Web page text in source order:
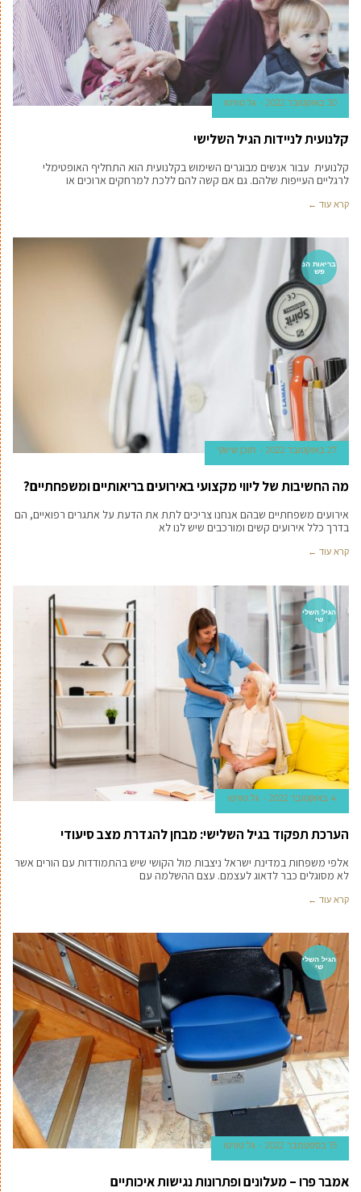
30 באוקטובר 2022 גל טוויטו
קלנועית לניידות הגיל השלישי
קלנועית עבור אנשים מבוגרים השימוש בקלנועית הוא התחליף האופטימלי
לרגליים העייפות שלהם. גם אם קשה להם ללכת למרחקים ארוכים או
קרא עוד ←
בריאות הנ
פש
27 באוקטובר 2022 תוכן שיווקי
מה החשיבות של ליווי מקצועי באירועים בריאותיים ומשפחתיים?
אירועים משפחתיים שבהם אנחנו צריכים לתת את הדעת על אתגרים רפואיים, הם
בדרך כלל אירועים קשים ומורכבים שיש לנו לא
קרא עוד ←
הגיל השלי
שי
4 באוקטובר 2022 גל טוויטו
הערכת תפקוד בגיל השלישי: מבחן להגדרת מצב סיעודי
אלפי משפחות במדינת ישראל ניצבות מול הקושי שיש בהתמודדות עם הורים אשר
לא מסוגלים כבר לדאוג לעצמם. עצם ההשלמה עם
קרא עוד ←
הגיל השלי
שי
15 בספטמבר 2022 גל טוויטו
אמבר פרו – מעלונים ופתרונות נגישות איכותיים